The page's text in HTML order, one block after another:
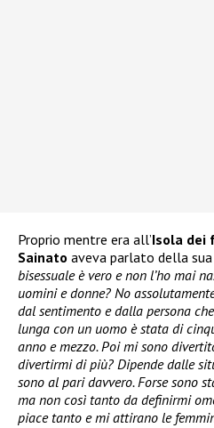
Proprio mentre era all’Isola dei
Sainato aveva parlato della
bisessuale è vero e non l’ho mai
uomini e donne? No
dal sentimento e dalla persona
lunga con un uomo è stata di
anno e mezzo. Poi mi sono
divertirmi di più? Dipende dalle
sono al pari davvero. Forse sono
ma non così tanto da definirmi
piace tanto e mi attirano le